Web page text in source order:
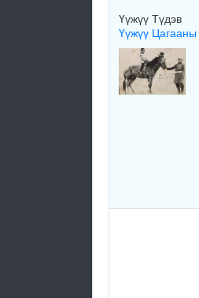
Үүжүү Түдэв
Үүжүү